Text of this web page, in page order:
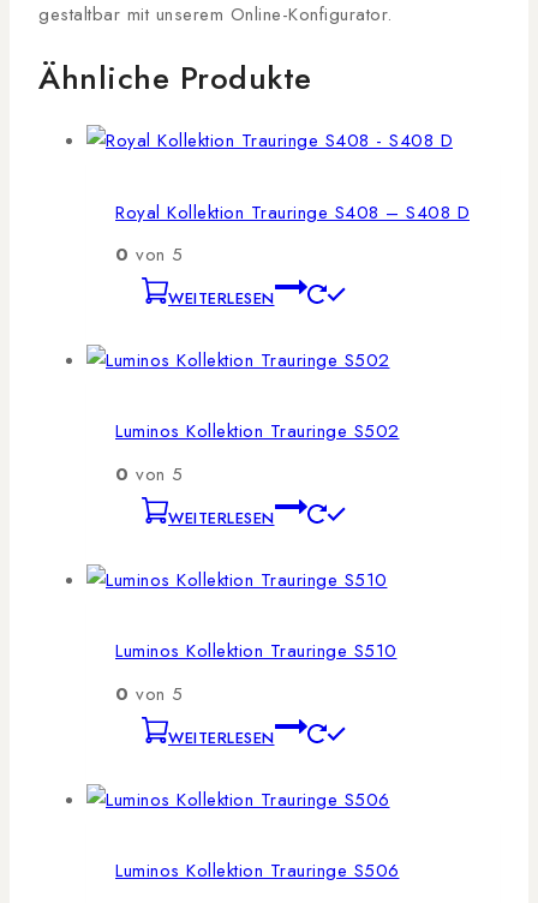
gestaltbar mit unserem Online-Konfigurator.
Ähnliche Produkte
Royal Kollektion Trauringe S408 – S408 D
0 von 5
WEITERLESEN
Luminos Kollektion Trauringe S502
0 von 5
WEITERLESEN
Luminos Kollektion Trauringe S510
0 von 5
WEITERLESEN
Luminos Kollektion Trauringe S506